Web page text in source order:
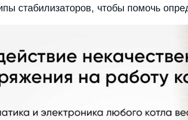
стабилизаторов, чтобы помочь